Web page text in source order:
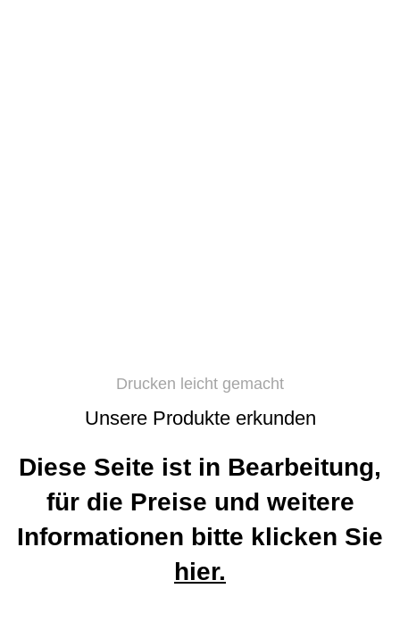
Drucken leicht gemacht
Unsere Produkte erkunden
Diese Seite ist in Bearbeitung,
für die Preise und weitere
Informationen bitte klicken Sie
hier.